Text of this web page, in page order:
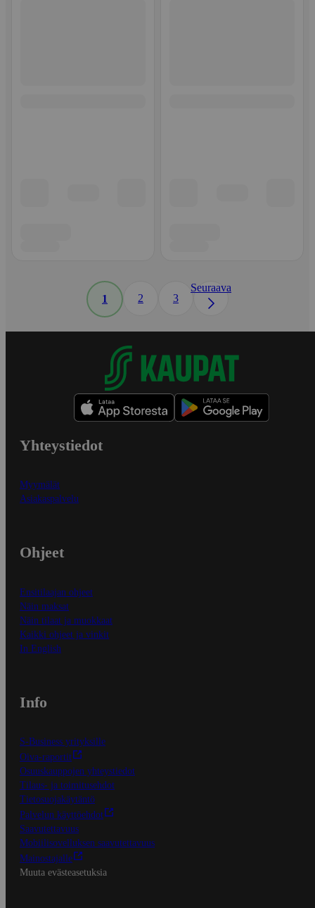
1 2 3
Seuraava
Yhteystiedot
Myymälät
Asiakaspalvelu
Ohjeet
Ensitilaajan ohjeet
Näin maksat
Näin tilaat ja muokkaat
Kaikki ohjeet ja vinkit
In English
Info
S-Business yrityksille
Oiva-raportit
Osuuskauppojen yhteystiedot
Tilaus- ja toimitusehdot
Tietosuojakäytäntö
Palvelun käyttöehdot
Saavutettavuus
Mobiilisovelluksen saavutettavuus
Mainostajalle
Muuta evästeasetuksia